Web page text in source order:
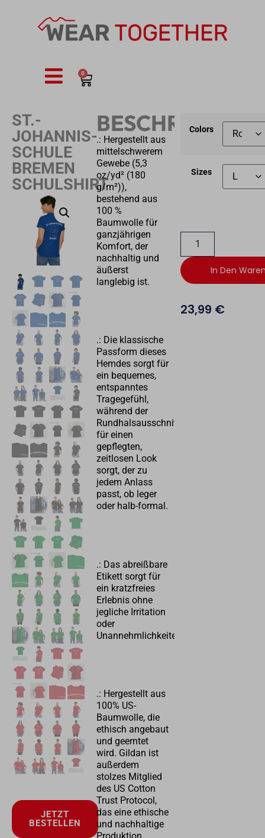
0
ST.-
JOHANNIS-
SCHULE
BREMEN
SCHULSHIRT
JETZT
BESTELLEN
BESCHREIBUNG
.: Hergestellt aus
mittelschwerem
Gewebe (5,3
oz/yd² (180
g/m²)),
bestehend aus
100 %
Baumwolle für
ganzjährigen
Komfort, der
nachhaltig und
äußerst
langlebig ist.
.: Die klassische
Passform dieses
Hemdes sorgt für
ein bequemes,
entspanntes
Tragegefühl,
während der
Rundhalsausschnitt
für einen
gepflegten,
zeitlosen Look
sorgt, der zu
jedem Anlass
passt, ob leger
oder halb-formal.
.: Das abreißbare
Etikett sorgt für
ein kratzfreies
Erlebnis ohne
jegliche Irritation
oder
Unannehmlichkeiten.
.: Hergestellt aus
100% US-
Baumwolle, die
ethisch angebaut
und geerntet
wird. Gildan ist
außerdem
stolzes Mitglied
des US Cotton
Trust Protocol,
das eine ethische
und nachhaltige
Colors
Sizes
In Den
23,99 €